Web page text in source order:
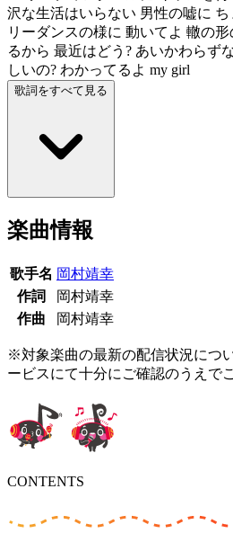
沢な生活はいらない 男性の嘘に
リーダンスの様に 動いてよ 轍の
るから 最近はどう? あいかわらず
しいの? わかってるよ my girl
歌詞をすべて見る
楽曲情報
歌手名 岡村靖幸
作詞
岡村靖幸
作曲
岡村靖幸
※対象楽曲の最新の配信状況につ
ービスにて十分にご確認のうえで
CONTENTS